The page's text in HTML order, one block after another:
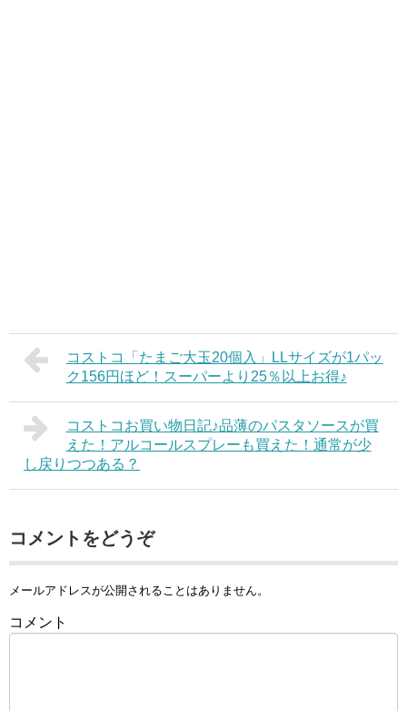
コストコ「たまご大玉20個入」LLサイズが1パッ
ク156円ほど！スーパーより25％以上お得♪
コストコお買い物日記♪品薄のパスタソースが買
えた！アルコールスプレーも買えた！通常が少
し戻りつつある？
コメントをどうぞ
メールアドレスが公開されることはありません。
コメント